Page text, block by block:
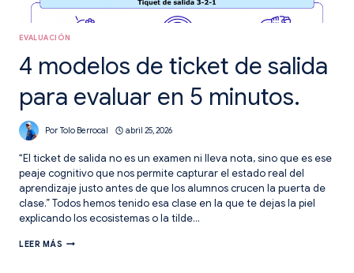
EVALUACIÓN
4 modelos de ticket de salida
para evaluar en 5 minutos.
Por Tolo Berrocal abril 25, 2026
“El ticket de salida no es un examen ni lleva nota, sino que es ese
peaje cognitivo que nos permite capturar el estado real del
aprendizaje justo antes de que los alumnos crucen la puerta de
clase.” Todos hemos tenido esa clase en la que te dejas la piel
explicando los ecosistemas o la tilde…
LEER MÁS 4